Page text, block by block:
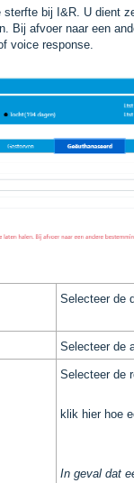
bij I&R. U dient
Bij afvoer naar een
voice response.
Selecteer de
Selecteer de
Selecteer de
klik hierhoe
In geval dat